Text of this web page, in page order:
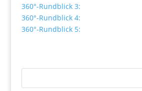
360°-Rundblick 3:
360°-Rundblick 4:
360°-Rundblick 5: